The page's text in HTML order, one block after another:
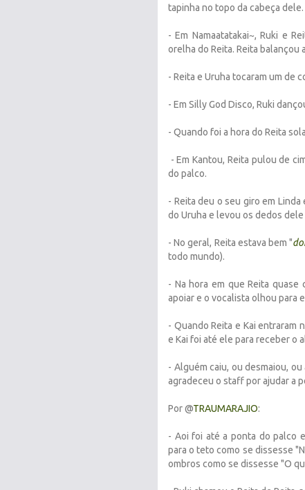
tapinha no topo da cabeça dele.
- Em Namaatatakai~, Ruki e
orelha do Reita. Reita balançou
- Reita e Uruha tocaram um de
- Em Silly God Disco, Ruki
- Quando foi a hora do Reita
- Em Kantou, Reita pulou de
do palco.
- Reita deu o seu giro em
do Uruha e levou os dedos
- No geral, Reita estava bem "
todo mundo).
- Na hora em que Reita
apoiar e o vocalista olhou para
- Quando Reita e Kai entraram
e Kai foi até ele para receber o
- Alguém caiu, ou desmaiou,
agradeceu o staff por ajudar a
Por @TRAUMARAJIO:
- Aoi foi até a ponta do palco
para o teto como se dissesse
ombros como se dissesse "O